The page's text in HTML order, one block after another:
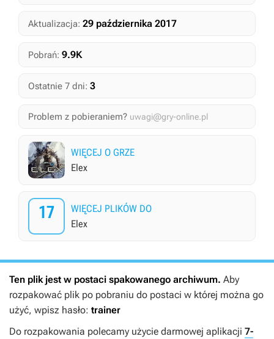
Aktualizacja: 29 października 2017
Pobrań: 9.9K
Ostatnie 7 dni: 3
Problem z pobieraniem? uwagi@gry-online.pl
WIĘCEJ O GRZE
Elex
17
WIĘCEJ PLIKÓW DO
Elex
Ten plik jest w postaci spakowanego archiwum. Aby
rozpakować plik po pobraniu do postaci w której można go
użyć, wpisz hasło: trainer
Do rozpakowania polecamy użycie darmowej aplikacji 7-